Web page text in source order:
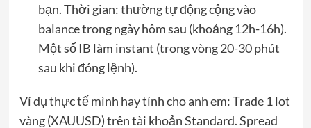
bạn. Thời gian: thường tự động cộng vào
balance trong ngày hôm sau (khoảng 12h-16h).
Một số IB làm instant (trong vòng 20-30 phút
sau khi đóng lệnh).
Ví dụ thực tế mình hay tính cho anh em: Trade 1 lot
vàng (XAUUSD) trên tài khoản Standard. Spread